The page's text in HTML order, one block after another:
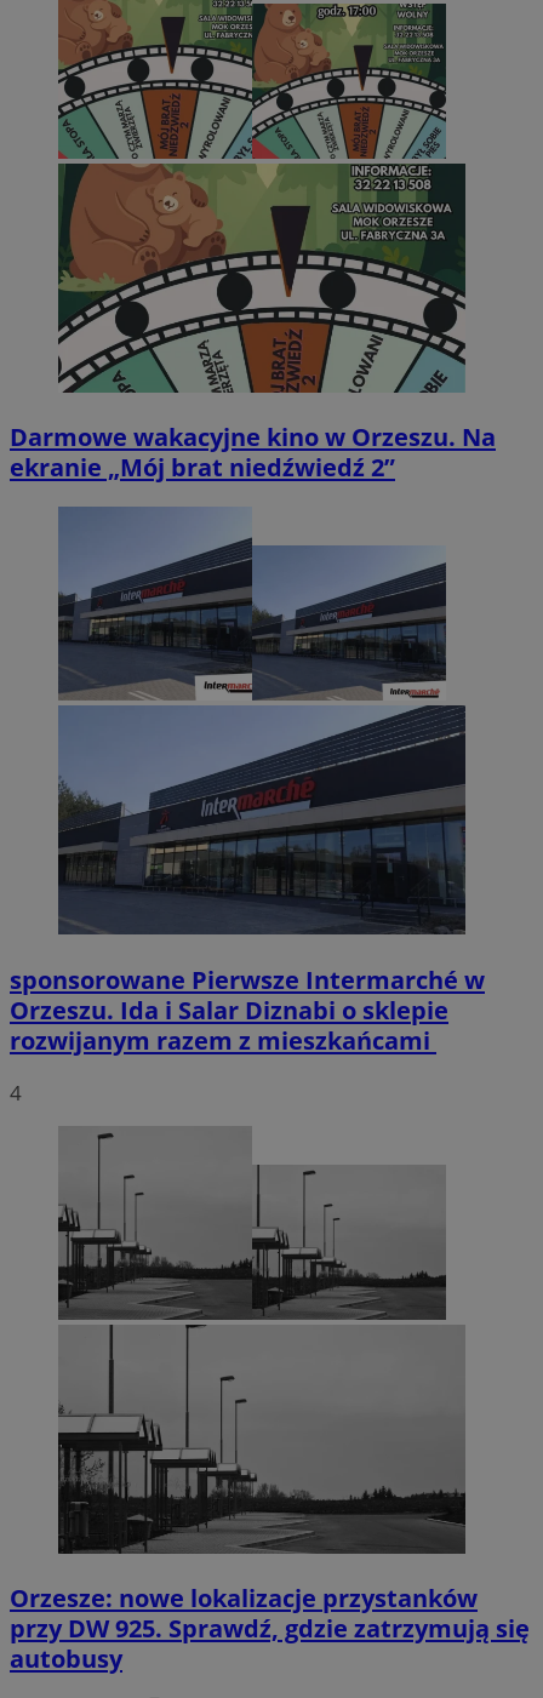
Darmowe wakacyjne kino w Orzeszu. Na
ekranie „Mój brat niedźwiedź 2”
sponsorowane Pierwsze Intermarché w
Orzeszu. Ida i Salar Diznabi o sklepie
rozwijanym razem z mieszkańcami
4
Orzesze: nowe lokalizacje przystanków
przy DW 925. Sprawdź, gdzie zatrzymują się
autobusy